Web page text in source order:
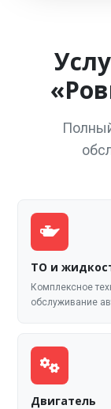
ТО и
Комплексное
обслуживание
Двигатель